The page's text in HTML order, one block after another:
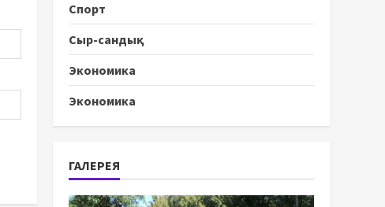
Спорт
Сыр-сандық
Экономика
Экономика
ГАЛЕРЕЯ